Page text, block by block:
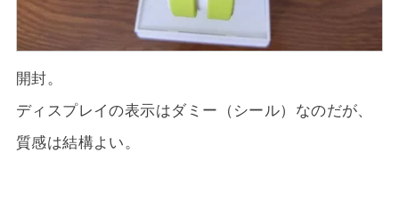
開封。
ディスプレイの表示はダミー（シール）なのだが、
質感は結構よい。